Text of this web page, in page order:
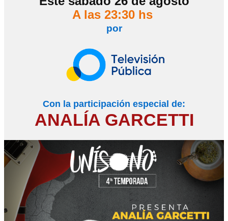
A las 23:30 hs
por
Con la participación especial de:
ANALÍA GARCETTI